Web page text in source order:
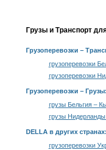
Грузы и Транспорт
Грузоперевозки –
грузоперевозки
грузоперевозки
Грузоперевозки – Грузы:
грузы Бельгия –
грузы
DELLA в других странах:
грузоперевозки